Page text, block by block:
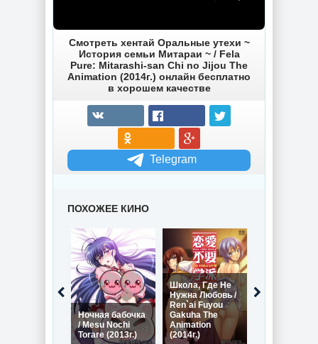
Смотреть хентай Оральные утехи ~
История семьи Митараи ~ / Fela
Pure: Mitarashi-san Chi no Jijou The
Animation (2014г.) онлайн бесплатно
в хорошем качестве
Telegram
ПОХОЖЕЕ КИНО
Ночная бабочка
/ Mesu Nochi
Torare (2013г.)
Школа, Где Не
Нужна Любовь /
Ren`ai Fuyou
Gakuha The
Animation
(2014г.)